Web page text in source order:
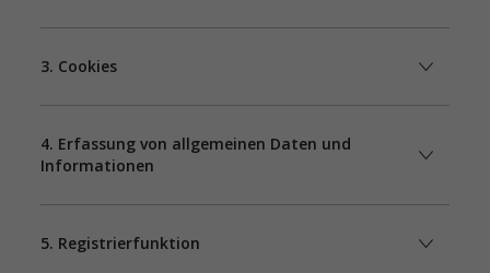
3. Cookies
4. Erfassung von allgemeinen Daten und
Informationen
5. Registrierfunktion